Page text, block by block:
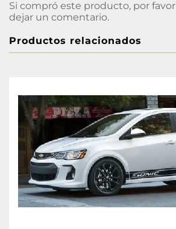
Si compró este producto, por favor
dejar un comentario.
Productos relacionados